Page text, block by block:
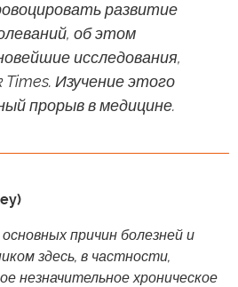
развитие
об этом
исследования,
Изучение этого
прорыв в медицине.
причин болезней и
здесь, в частности,
незначительное хроническое